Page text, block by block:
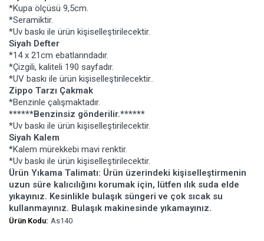
*Kupa ölçüsü 9,5cm.
*Seramiktir.
*Uv baskı ile ürün kişiselleştirilecektir.
Siyah Defter
*14 x 21cm ebatlarındadır.
*Çizgili, kaliteli 190 sayfadır.
*UV baskı ile ürün kişiselleştirilecektir..
Zippo Tarzı Çakmak
*Benzinle çalışmaktadır.
******Benzinsiz gönderilir.******
*Uv baskı ile ürün kişiselleştirilecektir.
Siyah Kalem
*Kalem mürekkebi mavi renktir.
*Uv baskı ile ürün kişiselleştirilecektir.
Ürün Yıkama Talimatı: Ürün üzerindeki kişiselleştirmenin
uzun süre kalıcılığını korumak için, lütfen ılık suda elde
yıkayınız. Kesinlikle bulaşık süngeri ve çok sıcak su
kullanmayınız. Bulaşık makinesinde yıkamayınız.
Ürün Kodu: As140